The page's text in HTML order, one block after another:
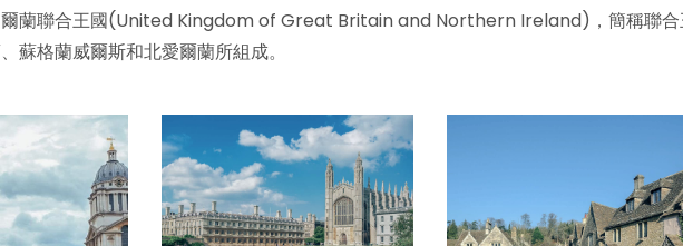
爾蘭聯合王國(United Kingdom of Great Britain and Northern Ireland)，簡稱聯
蘇格蘭威爾斯和北愛爾蘭所組成。